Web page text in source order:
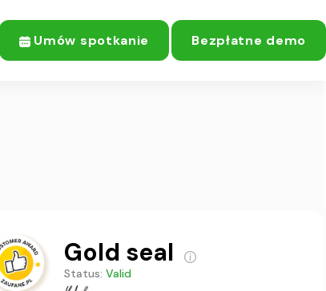
Umów spotkanie Bezpłatne demo
Gold seal
Status: Valid